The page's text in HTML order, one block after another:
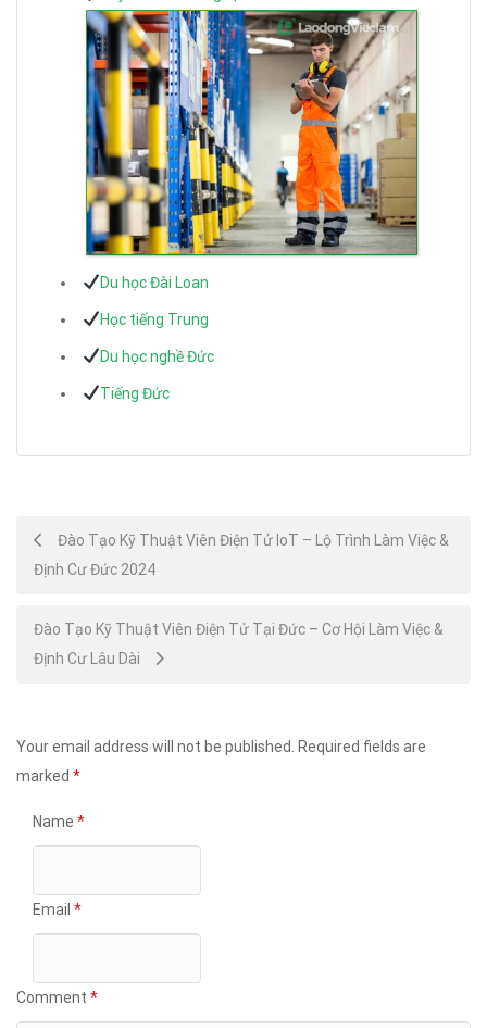
Du học Đài Loan
Học tiếng Trung
Du học nghề Đức
Tiếng Đức
Post
navigation
Đào Tạo Kỹ Thuật Viên Điện Tử IoT – Lộ Trình Làm Việc &
Định Cư Đức 2024
Đào Tạo Kỹ Thuật Viên Điện Tử Tại Đức – Cơ Hội Làm Việc &
Định Cư Lâu Dài
Your email address will not be published.
Required fields are
marked *
Name *
Email *
Comment *